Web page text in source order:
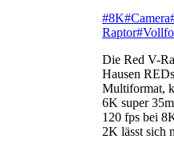
#8K#Camera
Raptor
Die Red V-
Hausen
Multiformat,
6K super
120 fps bei
2K lässt sich